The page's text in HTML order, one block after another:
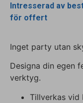
Intresserad av
för offert
Inget party utan
Designa din egen
verktyg.
Tillverkas vid